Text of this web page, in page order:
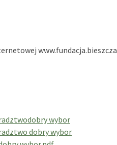
wybor
dobry wybor